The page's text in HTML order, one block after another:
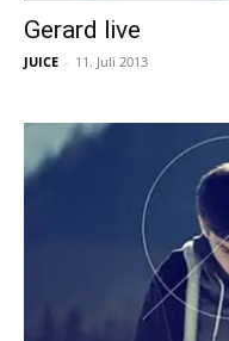
Gerard live
JUICE - 11. Juli 2013